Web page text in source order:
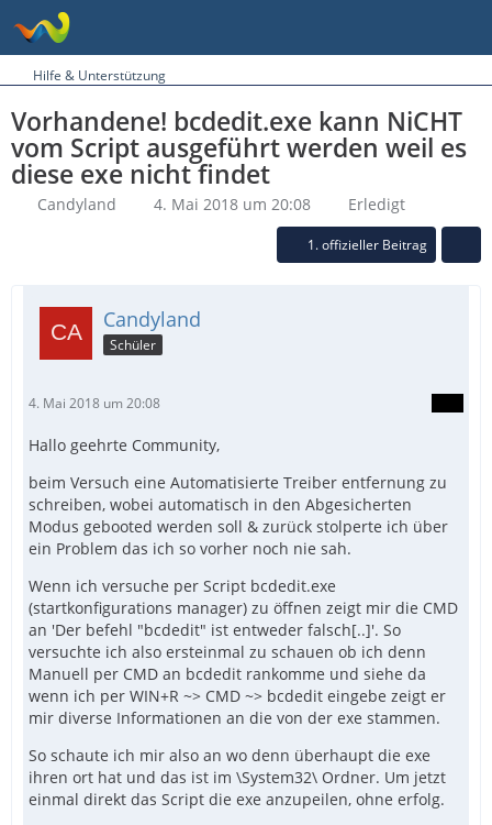
Hilfe & Unterstützung
Vorhandene! bcdedit.exe kann NiCHT
vom Script ausgeführt werden weil es
diese exe nicht findet
Candyland 4. Mai 2018 um 20:08 Erledigt
1. offizieller Beitrag
Candyland
Schüler
4. Mai 2018 um 20:08
Hallo geehrte Community,
beim Versuch eine Automatisierte Treiber entfernung zu
schreiben, wobei automatisch in den Abgesicherten
Modus gebooted werden soll & zurück stolperte ich über
ein Problem das ich so vorher noch nie sah.
Wenn ich versuche per Script bcdedit.exe
(startkonfigurations manager) zu öffnen zeigt mir die CMD
an 'Der befehl "bcdedit" ist entweder falsch[..]'. So
versuchte ich also ersteinmal zu schauen ob ich denn
Manuell per CMD an bcdedit rankomme und siehe da
wenn ich per WIN+R ~> CMD ~> bcdedit eingebe zeigt er
mir diverse Informationen an die von der exe stammen.
So schaute ich mir also an wo denn überhaupt die exe
ihren ort hat und das ist im \System32\ Ordner. Um jetzt
einmal direkt das Script die exe anzupeilen, ohne erfolg.